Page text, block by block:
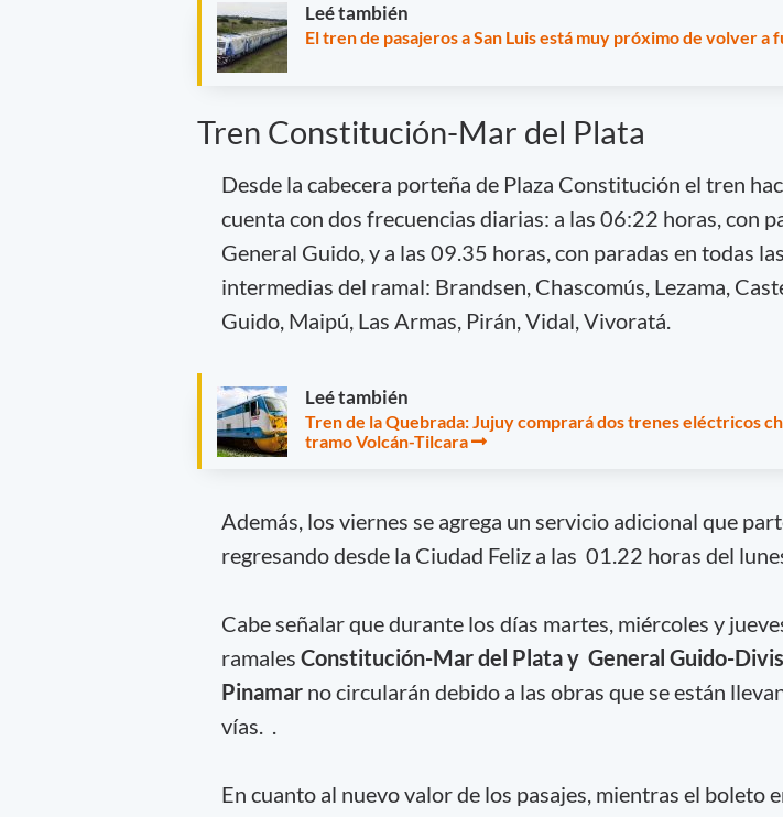
Leé también
El tren de pasajeros a San Luis está muy próximo de volver a
Tren Constitución-Mar del Plata
Desde la cabecera porteña de Plaza Constitución el tren
cuenta con dos frecuencias diarias: a las 06:22 horas, con
General Guido, y a las 09.35 horas, con paradas en todas
intermedias del ramal: Brandsen, Chascomús, Lezama,
Guido, Maipú, Las Armas, Pirán, Vidal, Vivoratá.
Leé también
Tren de la Quebrada: Jujuy comprará dos trenes eléctricos
tramo Volcán-Tilcara
Además, los viernes se agrega un servicio adicional que
regresando desde la Ciudad Feliz a las 01.22 horas del
Cabe señalar que durante los días martes, miércoles y
ramales Constitución-Mar del Plata y General Guido-
Pinamar no circularán debido a las obras que se están
vías. .
En cuanto al nuevo valor de los pasajes, mientras el boleto